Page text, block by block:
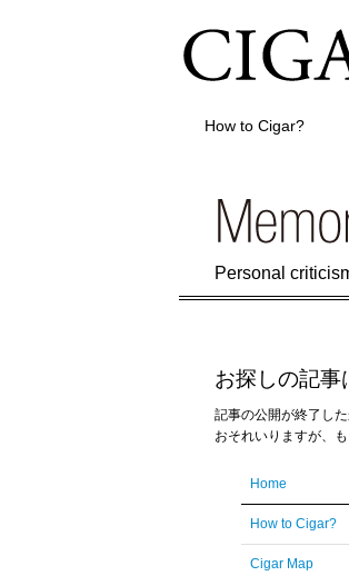
How to Cigar?
Personal
お探しの記事
記事の公開が終了し
おそれいりますが、
Home
How to Cigar?
Cigar Map